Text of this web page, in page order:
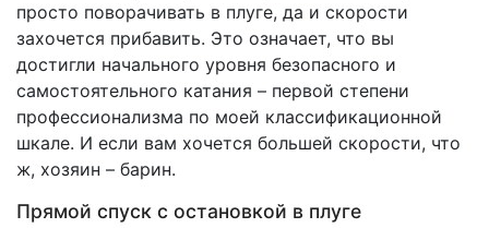
просто поворачивать в плуге, да и скорости
захочется прибавить. Это означает, что вы
достигли начального уровня безопасного и
самостоятельного катания – первой степени
профессионализма по моей классификационной
шкале. И если вам хочется большей скорости, что
ж, хозяин – барин.
Прямой спуск с остановкой в плуге